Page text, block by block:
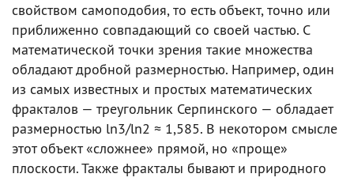
свойством самоподобия, то есть объект, точно или
приближенно совпадающий со своей частью. С
математической точки зрения такие множества
обладают дробной размерностью. Например, один
из самых известных и простых математических
фракталов — треугольник Серпинского — обладает
размерностью ln3/ln2 ≈ 1,585. В некотором смысле
этот объект «сложнее» прямой, но «проще»
плоскости. Также фракталы бывают и природного